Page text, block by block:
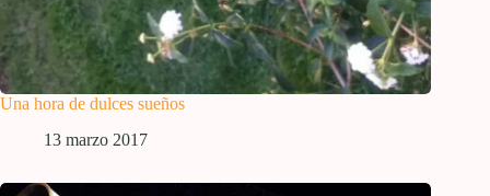
Una hora de dulces sueños
13 marzo 2017